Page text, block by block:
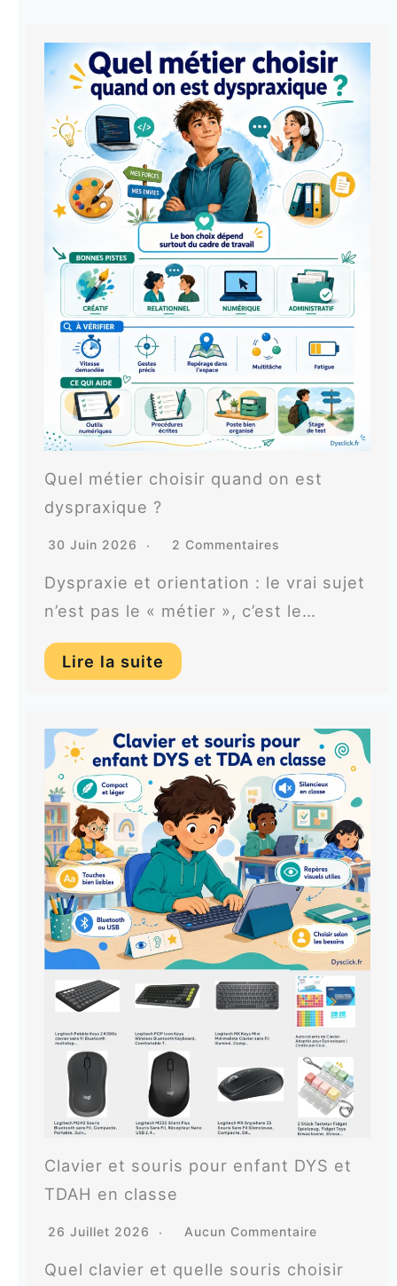
Quel métier choisir quand on est
dyspraxique ?
30 Juin 2026 2 Commentaires
Dyspraxie et orientation : le vrai sujet
n’est pas le « métier », c’est le…
Lire la suite
Clavier et souris pour enfant DYS et
TDAH en classe
26 Juillet 2026 Aucun Commentaire
Quel clavier et quelle souris choisir